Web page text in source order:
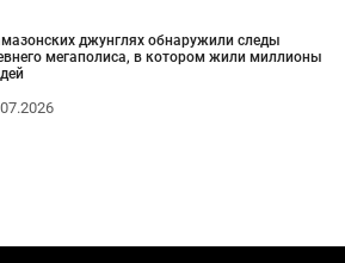
джунглях обнаружили следы
мегаполиса, в котором жили миллионы